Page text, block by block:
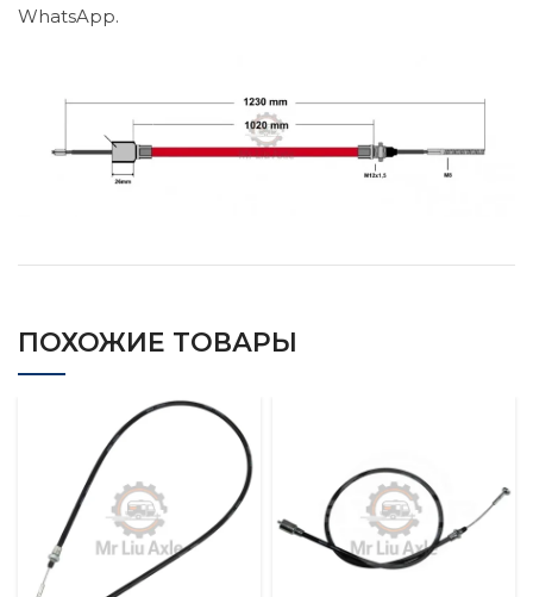
WhatsApp.
ПОХОЖИЕ ТОВАРЫ